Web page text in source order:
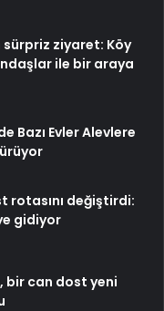
sürpriz ziyaret: Köy
ile bir araya
Bazı Evler Alevlere
rotasını değiştirdi:
gidiyor
bir can dost yeni